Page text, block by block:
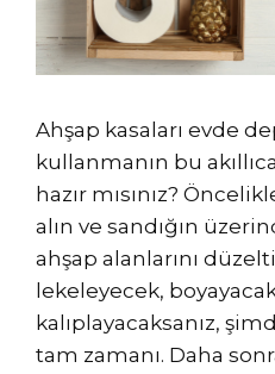
Ahşap kasaları evde
kullanmanın bu
hazır mısınız?
alın ve sandığın
ahşap alanlarını
lekeleyecek,
kalıplayacaksanız,
tam zamanı. Daha